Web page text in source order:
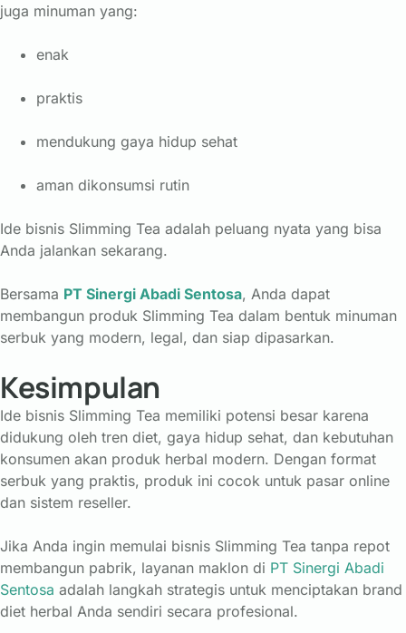
juga minuman yang:
enak
praktis
mendukung gaya hidup sehat
aman dikonsumsi rutin
Ide bisnis Slimming Tea adalah peluang nyata yang bisa
Anda jalankan sekarang.
Bersama PT Sinergi Abadi Sentosa, Anda dapat
membangun produk Slimming Tea dalam bentuk minuman
serbuk yang modern, legal, dan siap dipasarkan.
Kesimpulan
Ide bisnis Slimming Tea memiliki potensi besar karena
didukung oleh tren diet, gaya hidup sehat, dan kebutuhan
konsumen akan produk herbal modern. Dengan format
serbuk yang praktis, produk ini cocok untuk pasar online
dan sistem reseller.
Jika Anda ingin memulai bisnis Slimming Tea tanpa repot
membangun pabrik, layanan maklon di PT Sinergi Abadi
Sentosa adalah langkah strategis untuk menciptakan brand
diet herbal Anda sendiri secara profesional.